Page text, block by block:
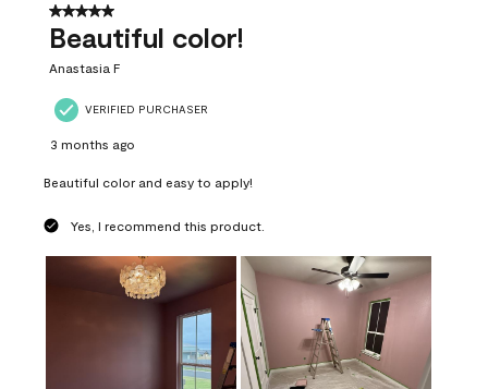
5 out of 5 stars.
Beautiful color!
Anastasia F
VERIFIED PURCHASER
3 months ago
Beautiful color and easy to apply!
Yes, I recommend this product.